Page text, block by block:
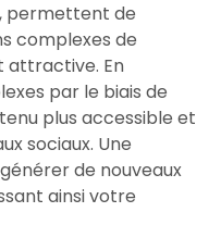
permettent de
complexes de
attractive. En
par le biais de
plus accessible et
sociaux. Une
de nouveaux
ainsi votre